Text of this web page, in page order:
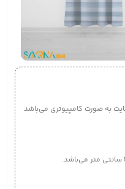
به صورت کامپیوتری می‌‌باشد